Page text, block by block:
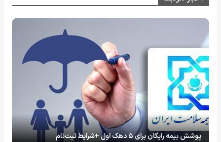
پوشش بیمه رایگان برای ۵ دهک اول +شرایط ثبت‌نام